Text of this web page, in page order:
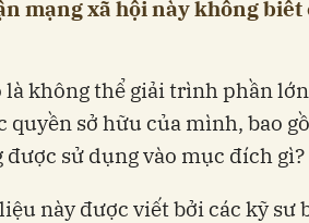
mạng xã hội này không biết
là không thể giải trình phần
quyền sở hữu của mình, bao
được sử dụng vào mục đích gì?
này được viết bởi các kỹ sư